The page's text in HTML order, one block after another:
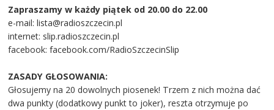
Zapraszamy w każdy piątek od 20.00 do 22.00
e-mail: lista@radioszczecin.pl
internet: slip.radioszczecin.pl
facebook: facebook.com/RadioSzczecinSlip
ZASADY GŁOSOWANIA:
Głosujemy na 20 dowolnych piosenek! Trzem z nich można dać
dwa punkty (dodatkowy punkt to joker), reszta otrzymuje po